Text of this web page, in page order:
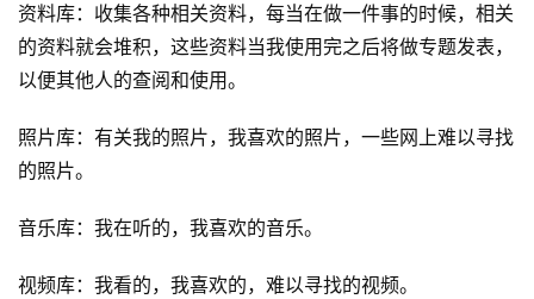
资料库：收集各种相关资料，每当在做一件事的时候，相关
的资料就会堆积，这些资料当我使用完之后将做专题发表，
以便其他人的查阅和使用。
照片库：有关我的照片，我喜欢的照片，一些网上难以寻找
的照片。
音乐库：我在听的，我喜欢的音乐。
视频库：我看的，我喜欢的，难以寻找的视频。